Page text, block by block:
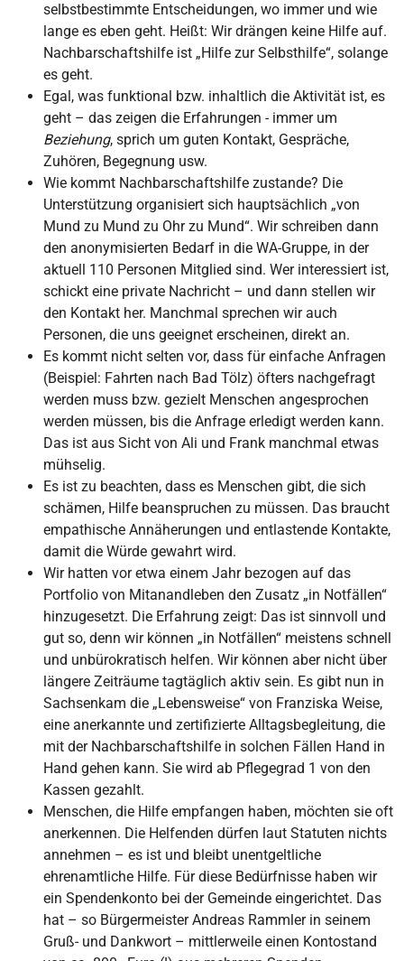
selbstbestimmte Entscheidungen, wo immer und wie
lange es eben geht. Heißt: Wir drängen keine Hilfe auf.
Nachbarschaftshilfe ist „Hilfe zur Selbsthilfe“, solange
es geht.
Egal, was funktional bzw. inhaltlich die Aktivität ist, es
geht – das zeigen die Erfahrungen - immer um
Beziehung, sprich um guten Kontakt, Gespräche,
Zuhören, Begegnung usw.
Wie kommt Nachbarschaftshilfe zustande? Die
Unterstützung organisiert sich hauptsächlich „von
Mund zu Mund zu Ohr zu Mund“. Wir schreiben dann
den anonymisierten Bedarf in die WA-Gruppe, in der
aktuell 110 Personen Mitglied sind. Wer interessiert ist,
schickt eine private Nachricht – und dann stellen wir
den Kontakt her. Manchmal sprechen wir auch
Personen, die uns geeignet erscheinen, direkt an.
Es kommt nicht selten vor, dass für einfache Anfragen
(Beispiel: Fahrten nach Bad Tölz) öfters nachgefragt
werden muss bzw. gezielt Menschen angesprochen
werden müssen, bis die Anfrage erledigt werden kann.
Das ist aus Sicht von Ali und Frank manchmal etwas
mühselig.
Es ist zu beachten, dass es Menschen gibt, die sich
schämen, Hilfe beanspruchen zu müssen. Das braucht
empathische Annäherungen und entlastende Kontakte,
damit die Würde gewahrt wird.
Wir hatten vor etwa einem Jahr bezogen auf das
Portfolio von Mitanandleben den Zusatz „in Notfällen“
hinzugesetzt. Die Erfahrung zeigt: Das ist sinnvoll und
gut so, denn wir können „in Notfällen“ meistens schnell
und unbürokratisch helfen. Wir können aber nicht über
längere Zeiträume tagtäglich aktiv sein. Es gibt nun in
Sachsenkam die „Lebensweise“ von Franziska Weise,
eine anerkannte und zertifizierte Alltagsbegleitung, die
mit der Nachbarschaftshilfe in solchen Fällen Hand in
Hand gehen kann. Sie wird ab Pflegegrad 1 von den
Kassen gezahlt.
Menschen, die Hilfe empfangen haben, möchten sie oft
anerkennen. Die Helfenden dürfen laut Statuten nichts
annehmen – es ist und bleibt unentgeltliche
ehrenamtliche Hilfe. Für diese Bedürfnisse haben wir
ein Spendenkonto bei der Gemeinde eingerichtet. Das
hat – so Bürgermeister Andreas Rammler in seinem
Gruß- und Dankwort – mittlerweile einen Kontostand